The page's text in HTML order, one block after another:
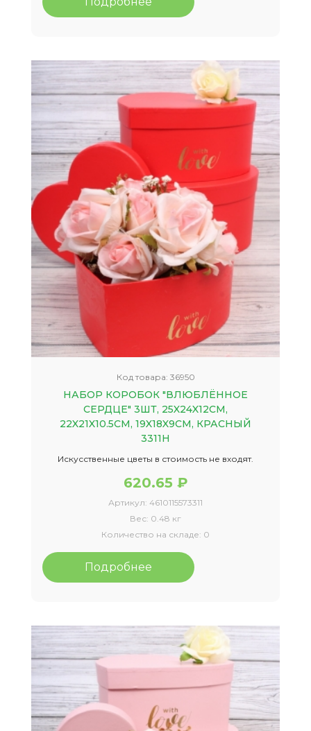
Код товара: 36950
НАБОР КОРОБОК "ВЛЮБЛЁННОЕ
СЕРДЦЕ" 3ШТ, 25X24X12СМ,
22X21X10.5СМ, 19X18X9СМ, КРАСНЫЙ
3311Н
Искусственные цветы в стоимость не входят.
620.65 ₽
Артикул: 4610115573311
Вес: 0.48 кг
Количество на складе: 0
Подробнее